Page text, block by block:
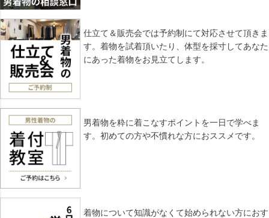
仕立て＆販売会では予約制にて対応させて頂きま
す。着物を試着頂いたり、体型を採寸してあなた
にあった着物をお見立てします。
男着物を粋に着こなすポイントを一日で学べま
す。初めての方や不慣れな方におススメです。
着物について知識がなくて始められない方におす